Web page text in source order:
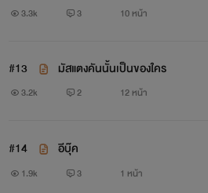
3.3k 3 10 หน้า
#13 มัสแตงคันนั้นเป็นของใคร
3.2k 2 12 หน้า
#14 อีบุ๊ค
1.9k 3 1 หน้า